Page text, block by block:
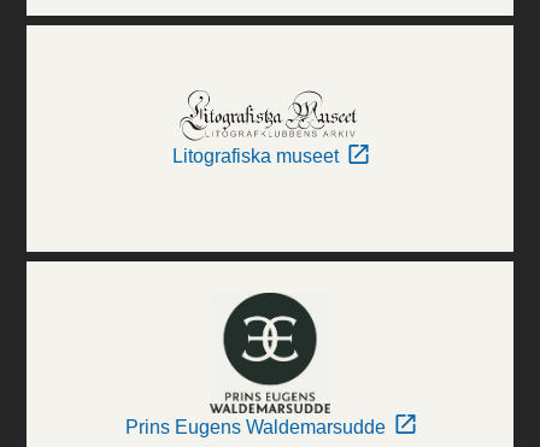
Litografiska museet
Prins Eugens Waldemarsudde